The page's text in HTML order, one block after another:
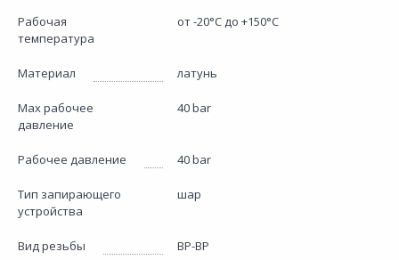
Рабочая
температура
от -20°С до +150°С
Материал латунь
Max рабочее
давление
40 bar
Рабочее давление 40 bar
Тип запирающего
устройства
шар
Вид резьбы ВР-ВР